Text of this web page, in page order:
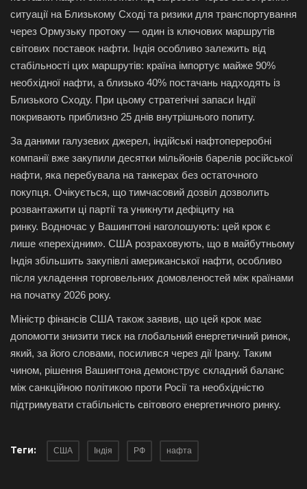
ситуації на Близькому Сході та ризики для транспортування
через Ормузьку протоку — один із ключових маршрутів
світових поставок нафти. Індія особливо залежить від
стабільності цих маршрутів: країна імпортує майже 90%
необхідної нафти, а близько 40% постачань надходять із
Близького Сходу. При цьому стратегічні запаси Індії
покривають приблизно 25 днів внутрішнього попиту.
За даними галузевих джерел, індійські нафтопереробні
компанії вже закупили десятки мільйонів барелів російської
нафти, яка перебувала на танкерах без остаточного
покупця. Очікується, що тимчасовий дозвіл дозволить
розвантажити ці партії та уникнути дефіциту на
ринку. Водночас у Вашингтоні наголошують: цей крок є
лише «перехідним». США розраховують, що в майбутньому
Індія збільшить закупівлі американської нафти, особливо
після укладення торговельних домовленостей між країнами
на початку 2026 року.
Міністр фінансів США також заявив, що цей крок має
допомогти знизити тиск на глобальний енергетичний ринок,
який, за його словами, посилився через дії Ірану. Таким
чином, рішення Вашингтона демонструє складний баланс
між санкційною політикою проти Росії та необхідністю
підтримувати стабільність світового енергетичного ринку.
Теги: США Індія РФ нафта